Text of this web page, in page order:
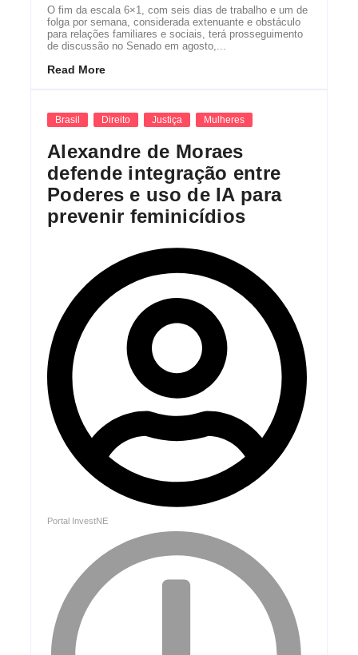
O fim da escala 6×1, com seis dias de trabalho e um de
folga por semana, considerada extenuante e obstáculo
para relações familiares e sociais, terá prosseguimento
de discussão no Senado em agosto,...
Read More
Brasil Direito Justiça Mulheres
Alexandre de Moraes
defende integração entre
Poderes e uso de IA para
prevenir feminicídios
Portal InvestNE